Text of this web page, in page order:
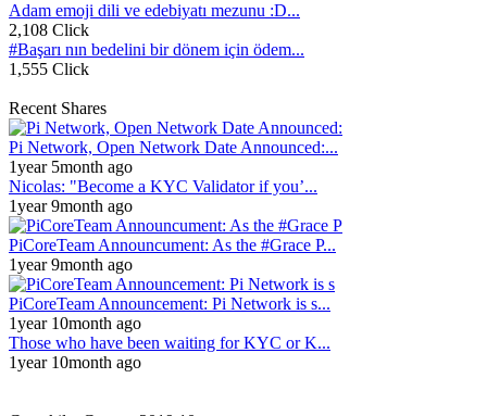
Adam emoji dili ve edebiyatı mezunu :D...
2,108 Click
#Başarı nın bedelini bir dönem için ödem...
1,555 Click
Recent Shares
Pi Network, Open Network Date Announced:...
1year 5month ago
Nicolas: "Become a KYC Validator if you’...
1year 9month ago
PiCoreTeam Announcument: As the #Grace P...
1year 9month ago
PiCoreTeam Announcement: Pi Network is s...
1year 10month ago
Those who have been waiting for KYC or K...
1year 10month ago